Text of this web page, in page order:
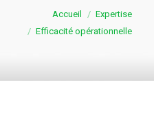
Vous êtes ici :Accueil
Expertise
Efficacité opérationnelle